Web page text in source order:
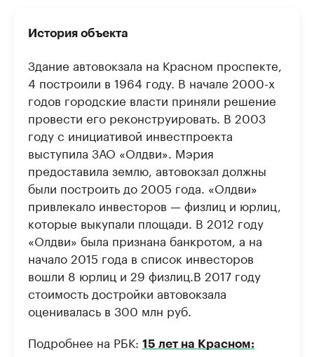
История объекта
Здание автовокзала на Красном проспекте,
4 построили в 1964 году. В начале 2000-х
годов городские власти приняли решение
провести его реконструировать. В 2003
году с инициативой инвестпроекта
выступила ЗАО «Олдви». Мэрия
предоставила землю, автовокзал должны
были построить до 2005 года. «Олдви»
привлекало инвесторов — физлиц и юрлиц,
которые выкупали площади. В 2012 году
«Олдви» была признана банкротом, а на
начало 2015 года в список инвесторов
вошли 8 юрлиц и 29 физлиц.В 2017 году
стоимость достройки автовокзала
оценивалась в 300 млн руб.
Подробнее на РБК: 15 лет на Красном: